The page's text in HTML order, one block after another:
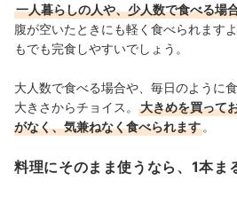
一人暮らしの人や、少人数で食べる場
腹が空いたときにも軽く食べられます
もでも完食しやすいでしょう。
大人数で食べる場合や、毎日のように
大きさからチョイス。
大きめを買って
がなく、気兼ねなく食べられます 。
料理にそのまま使うなら、1本ま